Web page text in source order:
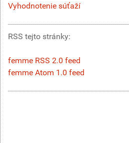
Vyhodnotenie súťaží
RSS tejto stránky:
femme RSS 2.0 feed
femme Atom 1.0 feed